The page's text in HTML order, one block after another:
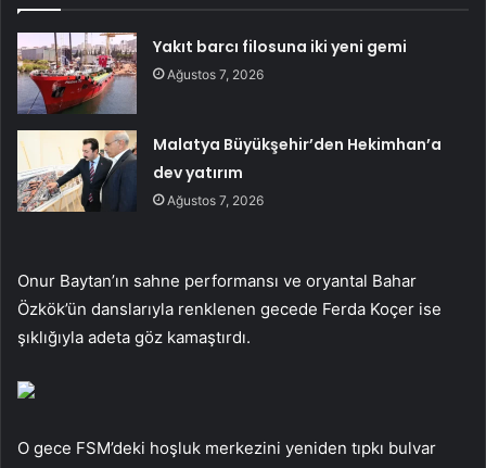
Yakıt barcı filosuna iki yeni gemi
Ağustos 7, 2026
Malatya Büyükşehir’den Hekimhan’a
dev yatırım
Ağustos 7, 2026
Onur Baytan’ın sahne performansı ve oryantal Bahar
Özkök’ün danslarıyla renklenen gecede Ferda Koçer ise
şıklığıyla adeta göz kamaştırdı.
O gece FSM’deki hoşluk merkezini yeniden tıpkı bulvar